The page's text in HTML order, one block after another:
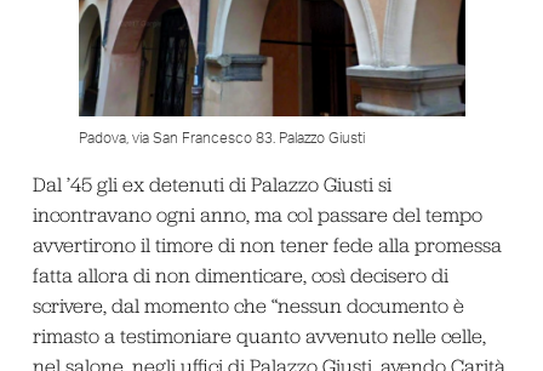
Padova, via San Francesco 83. Palazzo Giusti
Dal ’45 gli ex detenuti di Palazzo Giusti si
incontravano ogni anno, ma col passare del tempo
avvertirono il timore di non tener fede alla promessa
fatta allora di non dimenticare, così decisero di
scrivere, dal momento che “nessun documento è
rimasto a testimoniare quanto avvenuto nelle celle,
nel salone, negli uffici di Palazzo Giusti, avendo Carità